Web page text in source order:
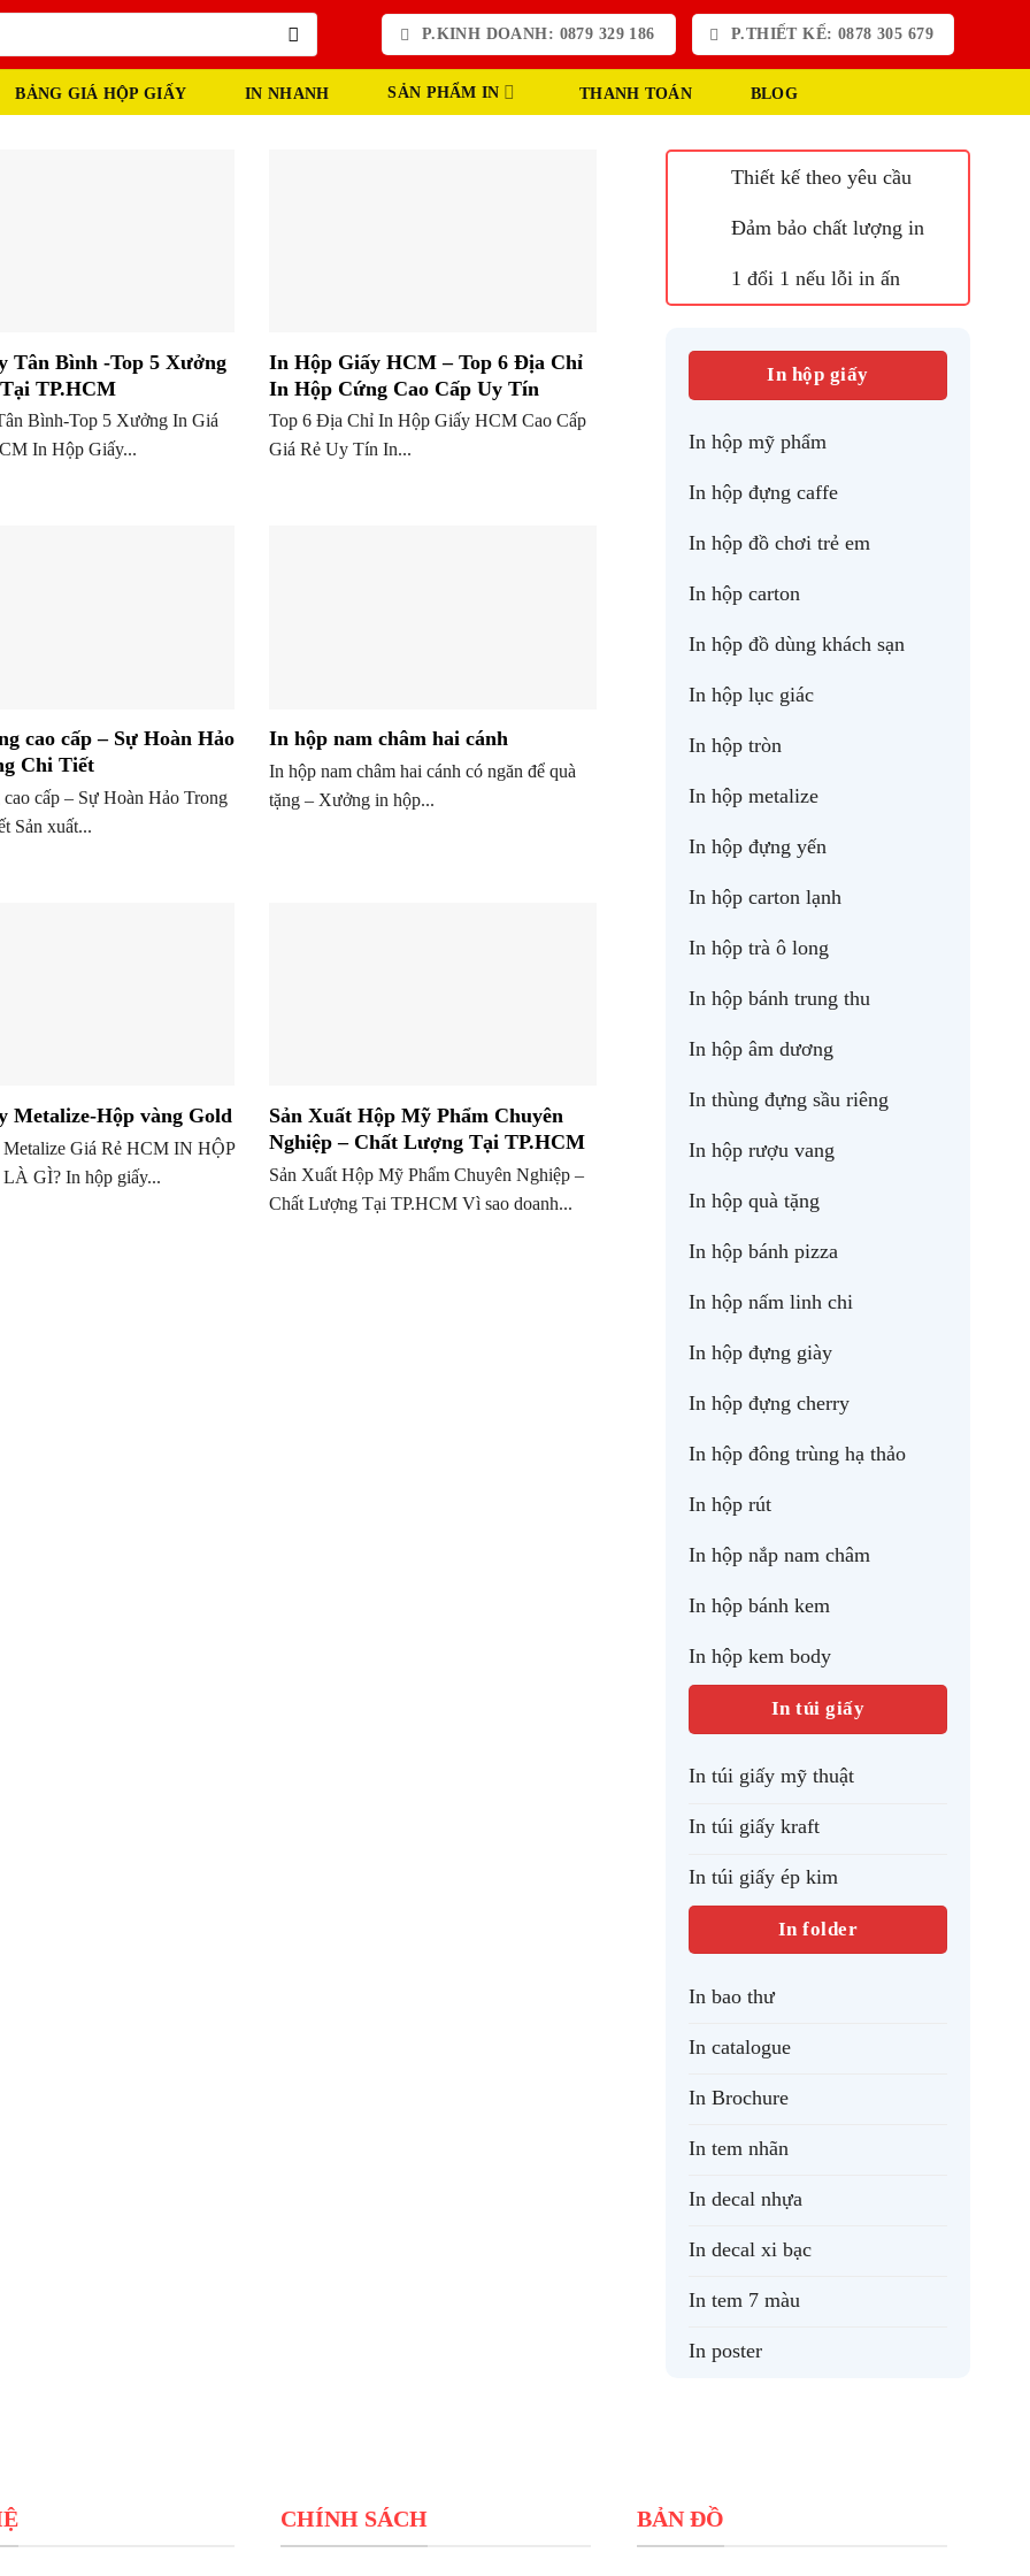
P.KINH DOANH: 0879 329 186 P.THIẾT KẾ: 0878 305 679
BẢNG GIÁ HỘP GIẤY IN NHANH SẢN PHẨM IN THANH TOÁN BLOG
Tân Bình -Top 5 Xưởng
TP.HCM
Bình-Top 5 Xưởng In Giá
In Hộp Giấy...
In Hộp Giấy HCM – Top 6 Địa Chỉ
In Hộp Cứng Cao Cấp Uy Tín
Top 6 Địa Chỉ In Hộp Giấy HCM Cao Cấp
Giá Rẻ Uy Tín In...
cao cấp – Sự Hoàn Hảo
Chi Tiết
cấp – Sự Hoàn Hảo Trong
Sản xuất...
In hộp nam châm hai cánh
In hộp nam châm hai cánh có ngăn để quà
tặng – Xưởng in hộp...
Metalize-Hộp vàng Gold
Giá Rẻ HCM IN HỘP
GÌ? In hộp giấy...
Sản Xuất Hộp Mỹ Phẩm Chuyên
Nghiệp – Chất Lượng Tại TP.HCM
Sản Xuất Hộp Mỹ Phẩm Chuyên Nghiệp –
Chất Lượng Tại TP.HCM Vì sao doanh...
Thiết kế theo yêu cầu
Đảm bảo chất lượng in
1 đổi 1 nếu lỗi in ấn
In hộp giấy
In hộp mỹ phẩm
In hộp đựng caffe
In hộp đồ chơi trẻ em
In hộp carton
In hộp đồ dùng khách sạn
In hộp lục giác
In hộp tròn
In hộp metalize
In hộp đựng yến
In hộp carton lạnh
In hộp trà ô long
In hộp bánh trung thu
In hộp âm dương
In thùng đựng sầu riêng
In hộp rượu vang
In hộp quà tặng
In hộp bánh pizza
In hộp nấm linh chi
In hộp đựng giày
In hộp đựng cherry
In hộp đông trùng hạ thảo
In hộp rút
In hộp nắp nam châm
In hộp bánh kem
In hộp kem body
In túi giấy
In túi giấy mỹ thuật
In túi giấy kraft
In túi giấy ép kim
In folder
In bao thư
In catalogue
In Brochure
In tem nhãn
In decal nhựa
In decal xi bạc
In tem 7 màu
In poster
CHÍNH SÁCH BẢN ĐỒ